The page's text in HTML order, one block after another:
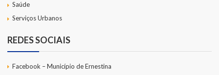
Saúde
Serviços Urbanos
REDES SOCIAIS
Facebook – Município de Ernestina